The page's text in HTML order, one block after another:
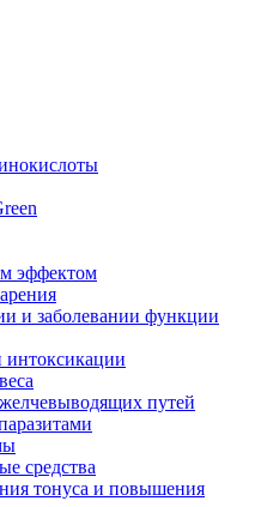
эффектом
и заболевании функции
путей
средства
тонуса и повышения